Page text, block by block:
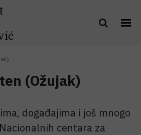
(Ožujak)
događajima i još mnogo
centara za